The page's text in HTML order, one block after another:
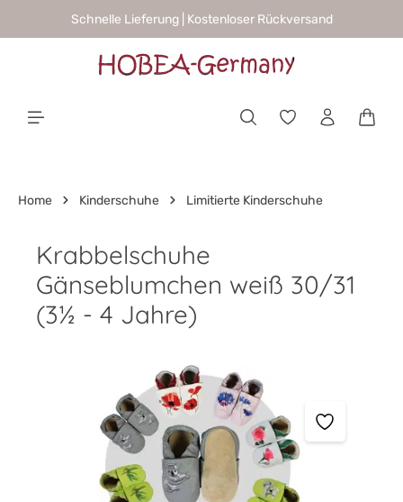
springenSchnelle Lieferung | Kostenloser Rückversand
Home Kinderschuhe Limitierte Kinderschuhe
Krabbelschuhe
Gänseblumchen weiß 30/31
(3½ - 4 Jahre)
Bildergalerie überspringen